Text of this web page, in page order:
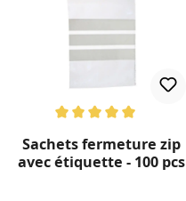
Sachets fermeture zip
avec étiquette - 100 pcs